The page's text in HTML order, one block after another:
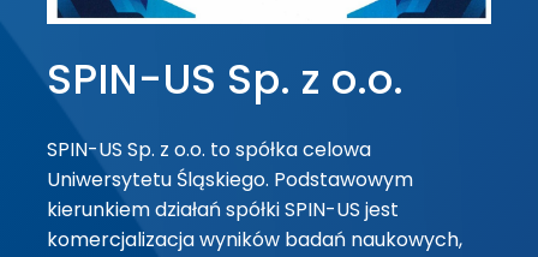
SPIN-US Sp. z o.o.
SPIN-US Sp. z o.o. to spółka celowa
Uniwersytetu Śląskiego. Podstawowym
kierunkiem działań spółki SPIN-US jest
komercjalizacja wyników badań naukowych,